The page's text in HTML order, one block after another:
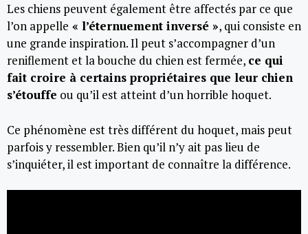
Les chiens peuvent également être affectés par ce que
l’on appelle « l’éternuement inversé », qui consiste en
une grande inspiration. Il peut s’accompagner d’un
reniflement et la bouche du chien est fermée, ce qui
fait croire à certains propriétaires que leur chien
s’étouffe ou qu’il est atteint d’un horrible hoquet.
Ce phénomène est très différent du hoquet, mais peut
parfois y ressembler. Bien qu’il n’y ait pas lieu de
s’inquiéter, il est important de connaître la différence.